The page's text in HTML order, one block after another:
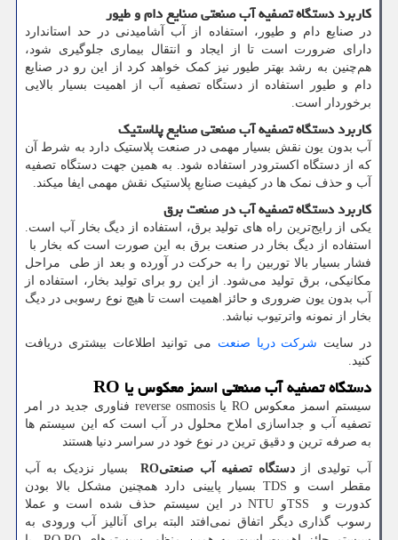
کاربرد دستگاه تصفیه آب صنعتی صنایع دام ‌و طیور
در صنایع دام و طیور، استفاده از آب آشامیدنی در حد استاندارد
دارای ضرورت است تا از ایجاد و انتقال بیماری جلوگیری شود،
هم‌چنین به رشد بهتر طیور نیز کمک خواهد کرد از این رو در صنایع
دام و طیور استفاده از دستگاه تصفیه آب از اهمیت بسیار بالایی
برخوردار است.
کاربرد دستگاه تصفیه آب صنعتی صنایع پلاستیک
آب بدون یون نقش بسیار مهمی در صنعت پلاستیک دارد به شرط آن
که از دستگاه اکسترودر استفاده شود. به همین جهت دستگاه تصفیه
آب و حذف نمک‌ ها در کیفیت صنایع پلاستیک نقش مهمی ایفا میکند.
کاربرد دستگاه تصفیه آب در صنعت برق
یکی از رایج‌ترین راه های تولید برق، استفاده از دیگ بخار آب است.
استفاده از دیگ بخار در صنعت برق به این صورت است که بخار با
فشار بسیار بالا توربین را به حرکت در آورده و بعد از طی مراحل
مکانیکی، برق تولید می‌شود. از این رو برای تولید بخار، استفاده از
آب بدون یون ضروری و حائز اهمیت است تا هیچ‌ نوع رسوبی در دیگ
بخار از نمونه واترتیوب نباشد.
در سایت شرکت دریا صنعت می توانید اطلاعات بیشتری دریافت
کنید.
دستگاه تصفیه آب صنعتی اسمز معکوس یا RO
سیستم اسمز معکوس ROیاreverse osmosis فناوری جدید در امر
تصفیه آب و جداسازی املاح محلول در آب است که این سیستم ها
به صرفه ترین و دقیق ترین در نوع خود در سراسر دنیا هستند
آب تولیدی از دستگاه تصفیه آب صنعتیRO
بسیار نزدیک به آب
مقطر است و TDS بسیار پایینی دارد همچنین مشکل بالا بودن
کدورت و
TSSو NTUدر این سیستم حذف شده است و عملا
رسوب گذاری دیگر اتفاق نمی‌افتد البته برای آنالیز آب ورودی به